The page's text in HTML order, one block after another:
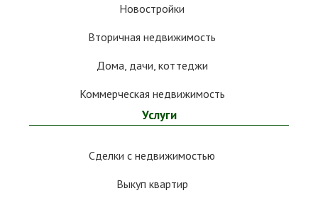
Новостройки
Вторичная недвижимость
Дома, дачи, коттеджи
Коммерческая недвижимость
Услуги
Сделки с недвижимостью
Выкуп квартир